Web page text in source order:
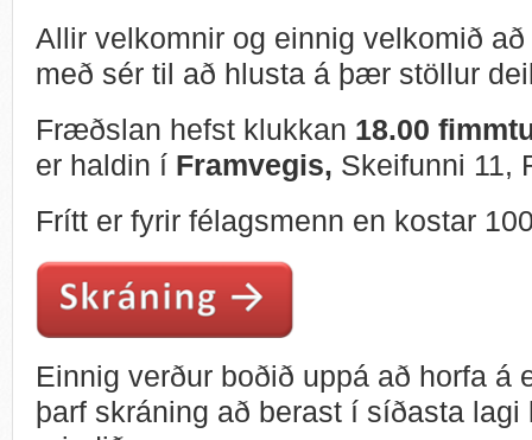
Allir velkomnir og einnig velkomið
með sér til að hlusta á þær stöllur
Fræðslan hefst klukkan 18.00
er haldin í Framvegis, Skeifunni 11,
Frítt er fyrir félagsmenn en kostar
Einnig verður boðið uppá að horfa á
þarf skráning að berast í síðasta